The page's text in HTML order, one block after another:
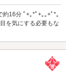
16分 ﾟ+｡*ﾟ+｡｡+ﾟ*｡
を気にする必要もな